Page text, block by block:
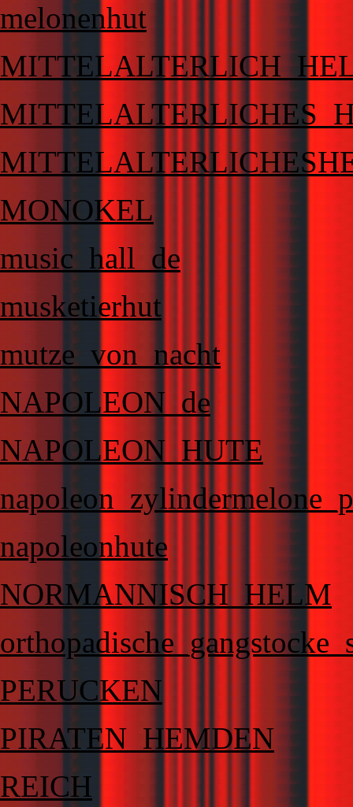
melonenhut
MONOKEL
music_hall_de
musketierhut
mutze_von_nacht
NAPOLEON_de
NAPOLEON_HUTE
napoleonhute
NORMANNISCH_HELM
PERUCKEN
PIRATEN_HEMDEN
REICH